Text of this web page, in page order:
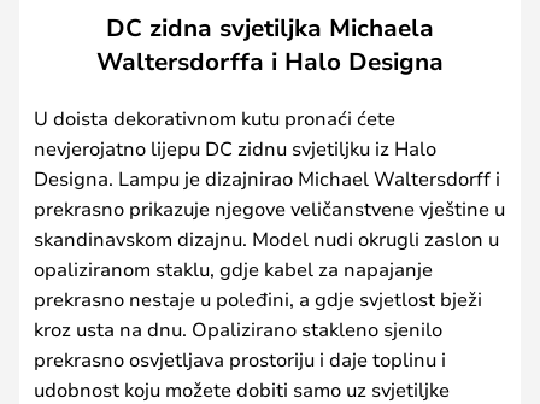
DC zidna svjetiljka Michaela
Waltersdorffa i Halo Designa
U doista dekorativnom kutu pronaći ćete
nevjerojatno lijepu DC zidnu svjetiljku iz Halo
Designa. Lampu je dizajnirao Michael Waltersdorff i
prekrasno prikazuje njegove veličanstvene vještine u
skandinavskom dizajnu. Model nudi okrugli zaslon u
opaliziranom staklu, gdje kabel za napajanje
prekrasno nestaje u poleđini, a gdje svjetlost bježi
kroz usta na dnu. Opalizirano stakleno sjenilo
prekrasno osvjetljava prostoriju i daje toplinu i
udobnost koju možete dobiti samo uz svjetiljke